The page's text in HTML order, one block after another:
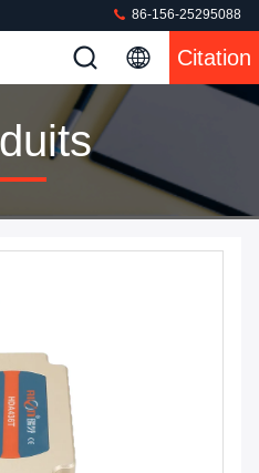
86-156-25295088
Citation